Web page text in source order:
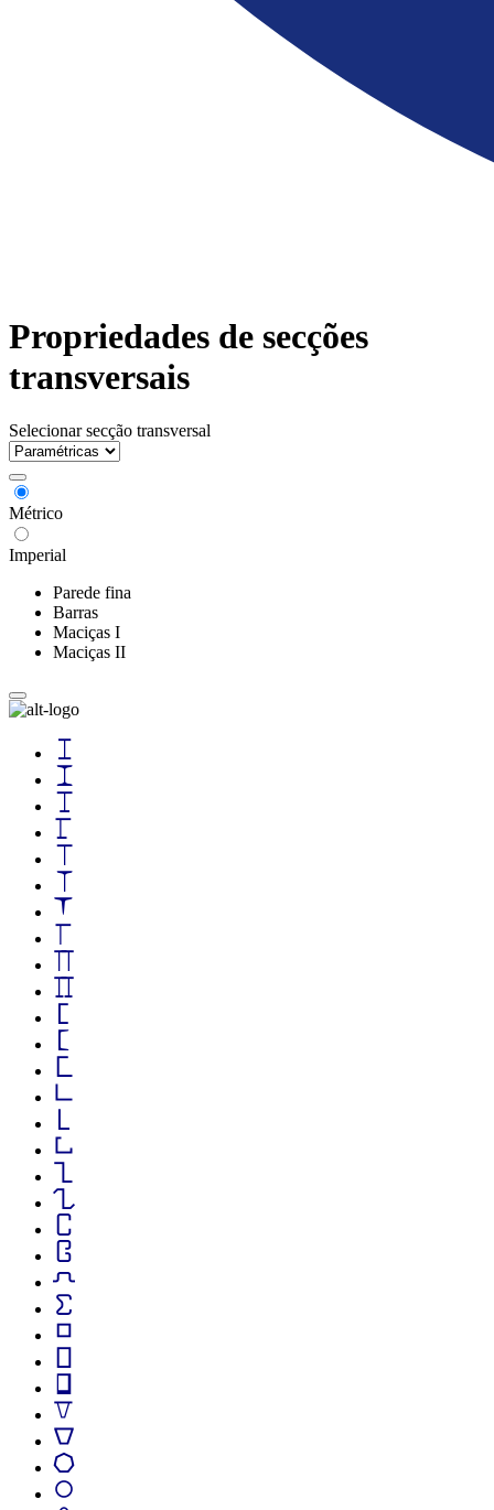
Propriedades de secções
transversais
Selecionar secção transversal
Métrico
Imperial
Parede fina
Barras
Maciças I
Maciças II